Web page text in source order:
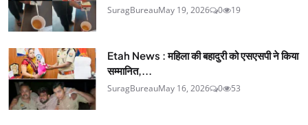
SuragBureauMay 19, 2026 0 19
Etah News : महिला की बहादुरी को एसएसपी ने किया
सम्मानित,...
SuragBureauMay 16, 2026 0 53